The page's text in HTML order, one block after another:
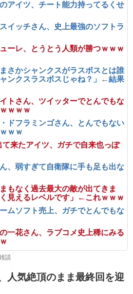
アイツ、チート能力持ってるくせ
イッチさん、史上最強のソフトラ
ーレ、とうとう人類が勝つｗｗｗ
さかシャンクスがラスボスとは誰
ンクスラスボスじゃね？」←結果
トさん、ツイッターでとんでもな
ｗｗｗ
ドフラミンゴさん、とんでもない
ｗｗ
て来たアイツ、ガチで自来也っぽ
、弱すぎて自衛隊に手も足も出な
もなく過去最大の敵が出てきま
見えるレベルです」←これｗｗｗ
ムソフト売上、ガチでとんでもな
一花さん、ラブコメ史上稀にみる
談
人気絶頂のまま最終回を迎